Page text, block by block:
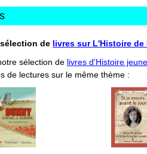
de livres sur L'Histoire
sélection de livres d'Histoire
de lectures sur le même thème :